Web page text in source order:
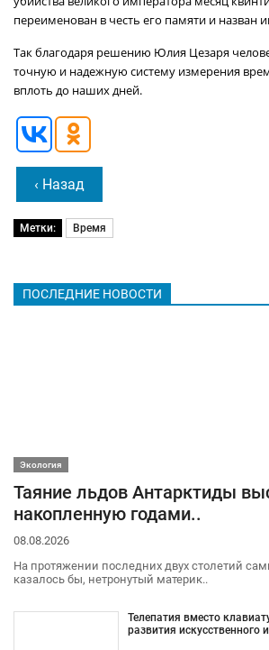
переименован в честь его памяти и назван
Так благодаря решению Юлия Цезаря
точную и надежную систему измерения
вплоть до наших дней.
‹ Назад
Метки: Время
ПОСЛЕДНИЕ НОВОСТИ
Экология
Таяние льдов Антарктиды
накопленную годами..
08.08.2026
На протяжении последних двух столетий
казалось бы, нетронутый материк..
Телепатия вместо
развития искусственного